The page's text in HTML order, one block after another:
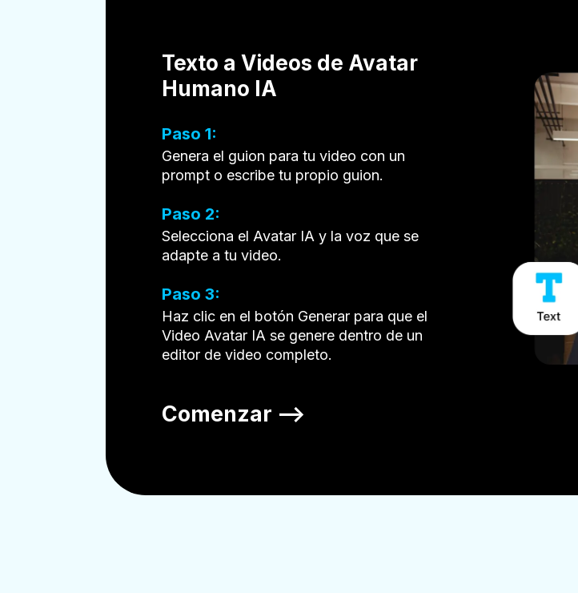
Texto a Videos de Avatar
Humano IA
Paso 1:
Genera el guion para tu video con un
prompt o escribe tu propio guion.
Paso 2:
Selecciona el Avatar IA y la voz que se
adapte a tu video.
Paso 3:
Haz clic en el botón Generar para que el
Video Avatar IA se genere dentro de un
editor de video completo.
Comenzar —>